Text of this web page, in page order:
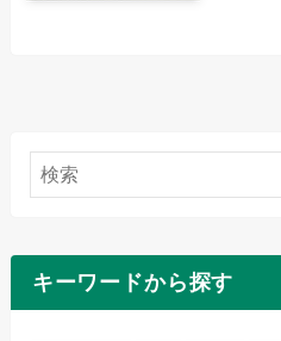
検
索
キーワードから探す